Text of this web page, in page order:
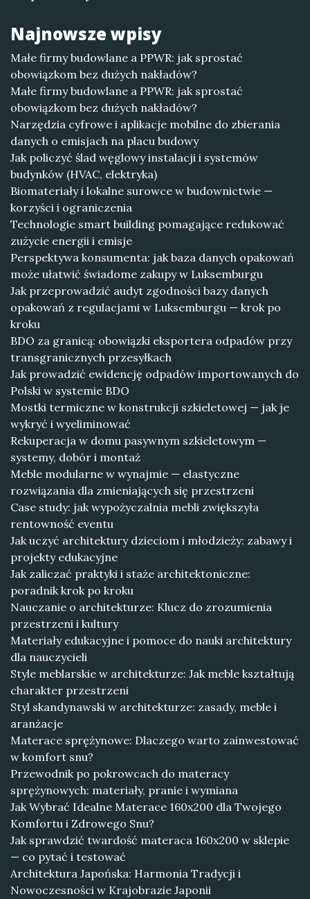
Najnowsze wpisy
Małe firmy budowlane a PPWR: jak sprostać
obowiązkom bez dużych nakładów?
Małe firmy budowlane a PPWR: jak sprostać
obowiązkom bez dużych nakładów?
Narzędzia cyfrowe i aplikacje mobilne do zbierania
danych o emisjach na placu budowy
Jak policzyć ślad węglowy instalacji i systemów
budynków (HVAC, elektryka)
Biomateriały i lokalne surowce w budownictwie —
korzyści i ograniczenia
Technologie smart building pomagające redukować
zużycie energii i emisje
Perspektywa konsumenta: jak baza danych opakowań
może ułatwić świadome zakupy w Luksemburgu
Jak przeprowadzić audyt zgodności bazy danych
opakowań z regulacjami w Luksemburgu — krok po
kroku
BDO za granicą: obowiązki eksportera odpadów przy
transgranicznych przesyłkach
Jak prowadzić ewidencję odpadów importowanych do
Polski w systemie BDO
Mostki termiczne w konstrukcji szkieletowej — jak je
wykryć i wyeliminować
Rekuperacja w domu pasywnym szkieletowym —
systemy, dobór i montaż
Meble modularne w wynajmie — elastyczne
rozwiązania dla zmieniających się przestrzeni
Case study: jak wypożyczalnia mebli zwiększyła
rentowność eventu
Jak uczyć architektury dzieciom i młodzieży: zabawy i
projekty edukacyjne
Jak zaliczać praktyki i staże architektoniczne:
poradnik krok po kroku
Nauczanie o architekturze: Klucz do zrozumienia
przestrzeni i kultury
Materiały edukacyjne i pomoce do nauki architektury
dla nauczycieli
Style meblarskie w architekturze: Jak meble kształtują
charakter przestrzeni
Styl skandynawski w architekturze: zasady, meble i
aranżacje
Materace sprężynowe: Dlaczego warto zainwestować
w komfort snu?
Przewodnik po pokrowcach do materacy
sprężynowych: materiały, pranie i wymiana
Jak Wybrać Idealne Materace 160x200 dla Twojego
Komfortu i Zdrowego Snu?
Jak sprawdzić twardość materaca 160x200 w sklepie
— co pytać i testować
Architektura Japońska: Harmonia Tradycji i
Nowoczesności w Krajobrazie Japonii